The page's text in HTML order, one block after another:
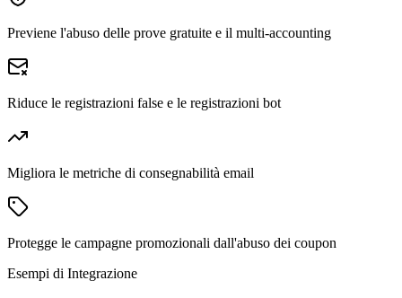
Previene l'abuso delle prove gratuite e il multi-accounting
Riduce le registrazioni false e le registrazioni bot
Migliora le metriche di consegnabilità email
Protegge le campagne promozionali dall'abuso dei coupon
Esempi di Integrazione